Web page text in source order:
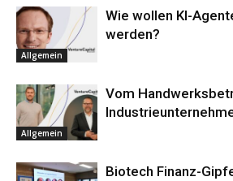
Allgemein
Wie wollen KI-
werden?
Allgemein
Vom
Biotech Finanz-